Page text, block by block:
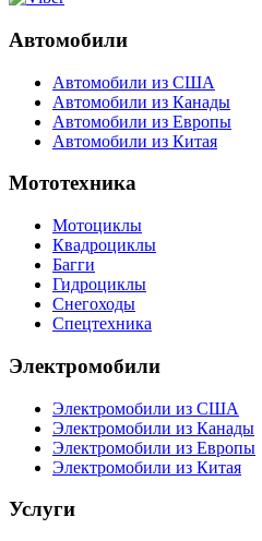
Автомобили
Автомобили из США
Автомобили из Канады
Автомобили из Европы
Автомобили из Китая
Мототехника
Мотоциклы
Квадроциклы
Багги
Гидроциклы
Снегоходы
Спецтехника
Электромобили
Электромобили из США
Электромобили из Канады
Электромобили из Европы
Электромобили из Китая
Услуги